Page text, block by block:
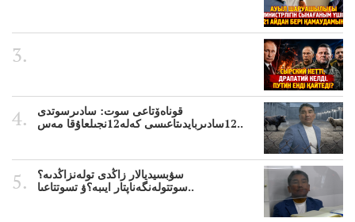
قوناەۆتاعى سوت: سادىرسوتدى
12سادىربايدىتاعىسى كەلە12نجىلعاۇقا مەس..
سۋبسيديالار زاڭدى تولەنزاڭدىە؟
سوتتولەنگەناپتار ايىبە؟ۋ تسوتتاعىا..